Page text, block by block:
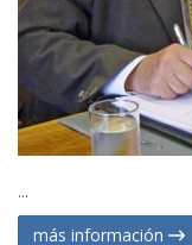
...
más información